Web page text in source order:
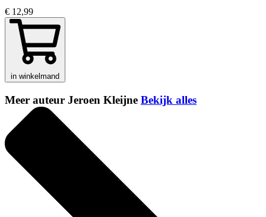
€ 12,99
in winkelmand
Meer auteur Jeroen Kleijne Bekijk alles